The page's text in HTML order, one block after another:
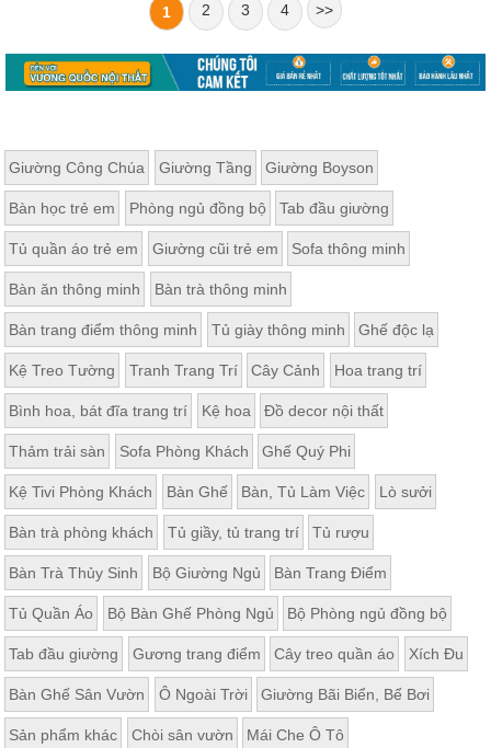
1 2 3 4 >>
Giường Công Chúa Giường Tầng Giường Boyson
Bàn học trẻ em Phòng ngủ đồng bộ Tab đầu giường
Tủ quần áo trẻ em Giường cũi trẻ em Sofa thông minh
Bàn ăn thông minh Bàn trà thông minh
Bàn trang điểm thông minh Tủ giày thông minh Ghế độc lạ
Kệ Treo Tường Tranh Trang Trí Cây Cảnh Hoa trang trí
Bình hoa, bát đĩa trang trí Kệ hoa Đồ decor nội thất
Thảm trải sàn Sofa Phòng Khách Ghế Quý Phi
Kệ Tivi Phòng Khách Bàn Ghế Bàn, Tủ Làm Việc Lò sưởi
Bàn trà phòng khách Tủ giầy, tủ trang trí Tủ rượu
Bàn Trà Thủy Sinh Bộ Giường Ngủ Bàn Trang Điểm
Tủ Quần Áo Bộ Bàn Ghế Phòng Ngủ Bộ Phòng ngủ đồng bộ
Tab đầu giường Gương trang điểm Cây treo quần áo Xích Đu
Bàn Ghế Sân Vườn Ô Ngoài Trời Giường Bãi Biển, Bể Bơi
Sản phẩm khác Chòi sân vườn Mái Che Ô Tô